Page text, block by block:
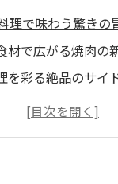
理で味わう驚きの
材で広がる焼肉の
を彩る絶品のサイ
激するユニークな